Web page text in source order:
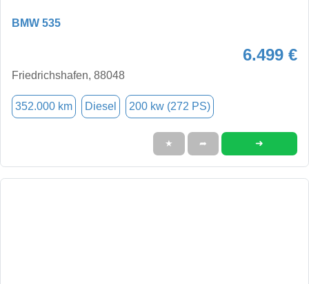
BMW 535
6.499 €
Friedrichshafen, 88048
352.000 km Diesel 200 kw (272 PS)
★ ➦ ➜